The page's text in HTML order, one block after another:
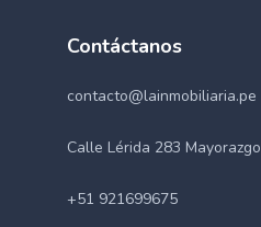
Contáctanos
contacto@lainmobiliaria.pe
Calle Lérida 283 Mayorazgo
+51 921699675